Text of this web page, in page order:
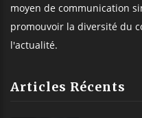
moyen de communication
promouvoir la diversité du
l'actualité.
Articles Récents